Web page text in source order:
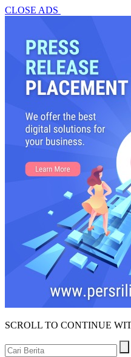
CLOSE ADS
SCROLL TO CONTINUE